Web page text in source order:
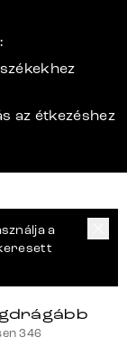
az étkezéshez
a
346